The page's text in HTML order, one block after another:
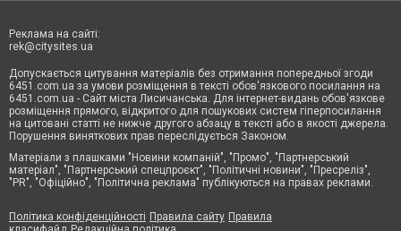
Реклама на сайті:
rek@citysites.ua
Допускається цитування матеріалів без отримання попередньої згоди
6451.com.ua за умови розміщення в тексті обов'язкового посилання на
6451.com.ua - Сайт міста Лисичанська. Для інтернет-видань обов'язкове
розміщення прямого, відкритого для пошукових систем гіперпосилання
на цитовані статті не нижче другого абзацу в тексті або в якості джерела.
Порушення виняткових прав переслідується Законом.
Матеріали з плашками "Новини компаній", "Промо", "Партнерський
матеріал", "Партнерський спецпроєкт", "Політичні новини", "Пресреліз",
"PR", "Офіційно", "Політична реклама" публікуються на правах реклами.
Політика конфіденційності Правила сайту Правила